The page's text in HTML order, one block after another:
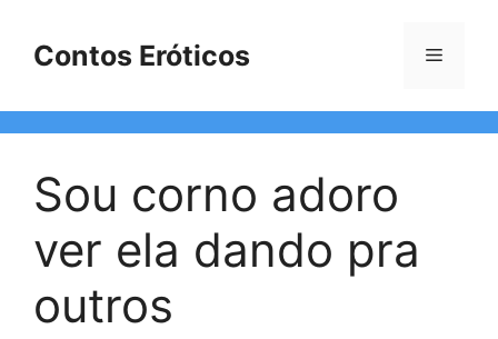
Contos Eróticos Menu
Sou corno adoro
ver ela dando pra
outros